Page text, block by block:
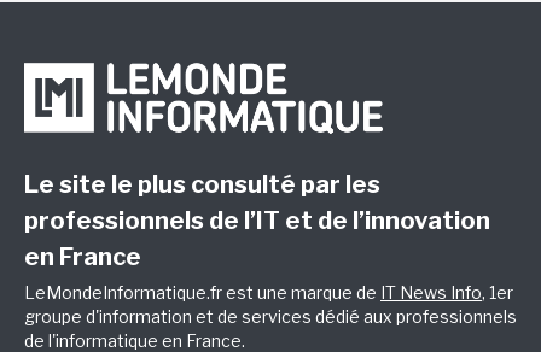
Le site le plus consulté par les
professionnels de l’IT et de l’innovation
en France
LeMondeInformatique.fr est une marque de IT News Info, 1er
groupe d'information et de services dédié aux professionnels
de l'informatique en France.